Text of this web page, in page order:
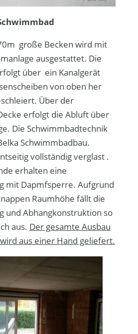
große Becken wird mit
ausgestattet. Die
über ein Kanalgerät
von oben her
Über der
erfolgt die Abluft über
Die Schwimmbadtechnik
Schwimmbadbau.
vollständig verglast .
erhalten eine
mit Dapmfsperre. Aufgrund
Raumhöhe fällt die
und Abhangkonstruktion so
aus. Der gesamte Ausbau
aus einer Hand geliefert.